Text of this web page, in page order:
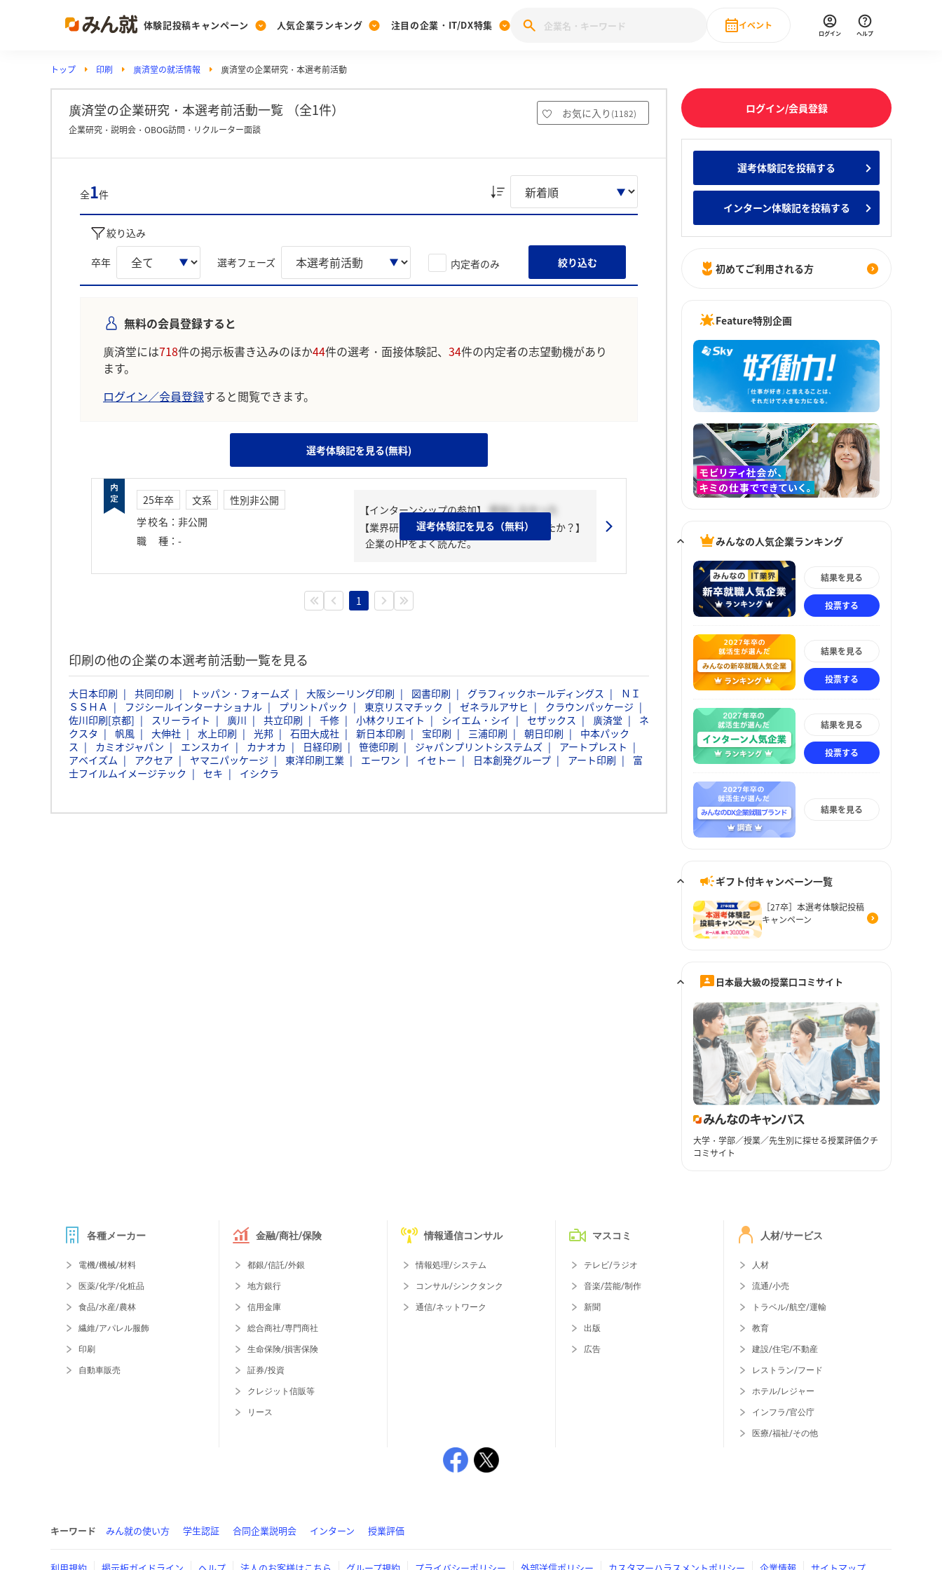
体験記投稿キャンペーン
Post
投稿する
[27卒] 本選考体験記投稿キャンペーン
人気企業ランキング
Ranking
ランキングを見る
Vote みんなの新卒就職人気企業ランキング みんなのインターン人気企業ランキ
注目の企業・IT/DX特集
PickUp
注目の企業特集
28卒 IT・DX現場社員インタビュー
イベント
直近のイベント一覧
ログイン ヘルプ
トップ 印刷 廣済堂の就活情報 廣済堂の企業研究・本選考前活動
廣済堂の企業研究・本選考前活動一覧 （全1件） お気に入り (1182)
企業研究・説明会・OBOG訪問・リクルーター面談
全1件
絞り込み
卒年 選考フェーズ 内定者のみ 絞り込む
無料の会員登録すると
廣済堂には718件の掲示板書き込みのほか44件の選考・面接体験記、 34件の内定者の志望動機があり
ます。
ログイン／会員登録すると閲覧できます。
選考体験記を見る(無料)
25年卒 文系
性別非公開
学校名 ： 非公開
職種 ： -
【インターンシップの参加】 参加しなかった
【業界研究・企業研究はどんな風にしましたか？】
企業のHPをよく読んだ。
選考体験記を見る（無料）
1
印刷の他の企業の本選考前活動一覧を見る
大日本印刷 共同印刷 トッパン・フォームズ 大阪シーリング印刷 図書印刷 グラフィックホールディングス
ＮＩ
ＳＳＨＡ
フジシールインターナショナル プリントパック 東京リスマチック ゼネラルアサヒ
クラウンパッケージ
佐川印刷[京都]
スリーライト 廣川 共立印刷 千修 小林クリエイト シイエム・シイ セザックス 廣済堂
ネ
クスタ
帆風 大伸社 水上印刷 光邦 石田大成社 新日本印刷 宝印刷 三浦印刷 朝日印刷
中本パック
ス
カミオジャパン エンスカイ カナオカ 日経印刷 笹徳印刷 ジャパンプリントシステムズ
アートプレスト
アベイズム
アクセア ヤマニパッケージ 東洋印刷工業 エーワン イセトー 日本創発グループ アート印刷
富
士フイルムイメージテック
セキ イシクラ
ログイン/会員登録
選考体験記を投稿する
インターン体験記を投稿する
初めてご利用される方
Feature特別企画
みんなの人気企業ランキング
結果を見る
投票する
結果を見る
投票する
結果を見る
投票する
結果を見る
ギフト付キャンペーン一覧
［27卒］本選考体験記投稿
キャンペーン
日本最大級の授業口コミサイト
大学・学部／授業／先生別に探せる授業評価クチ
コミサイト
各種メーカー
電機/機械/材料
医薬/化学/化粧品
食品/水産/農林
繊維/アパレル服飾
印刷
自動車販売
金融/商社/保険
都銀/信託/外銀
地方銀行
信用金庫
総合商社/専門商社
生命保険/損害保険
証券/投資
クレジット信販等
リース
情報通信コンサル
情報処理/システム
コンサル/シンクタンク
通信/ネットワーク
マスコミ
テレビ/ラジオ
音楽/芸能/制作
新聞
出版
広告
人材/サービス
人材
流通/小売
トラベル/航空/運輸
教育
建設/住宅/不動産
レストラン/フード
ホテル/レジャー
インフラ/官公庁
医療/福祉/その他
キーワード みん就の使い方 学生認証 合同企業説明会 インターン 授業評価